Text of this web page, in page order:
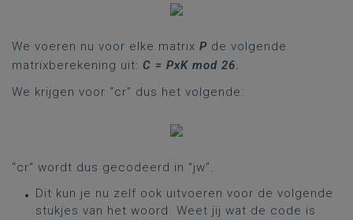
We voeren nu voor elke matrix P de volgende
matrixberekening uit: C = PxK mod 26.
We krijgen voor “cr” dus het volgende:
“cr” wordt dus gecodeerd in “jw”.
Dit kun je nu zelf ook uitvoeren voor de volgende
stukjes van het woord. Weet jij wat de code is